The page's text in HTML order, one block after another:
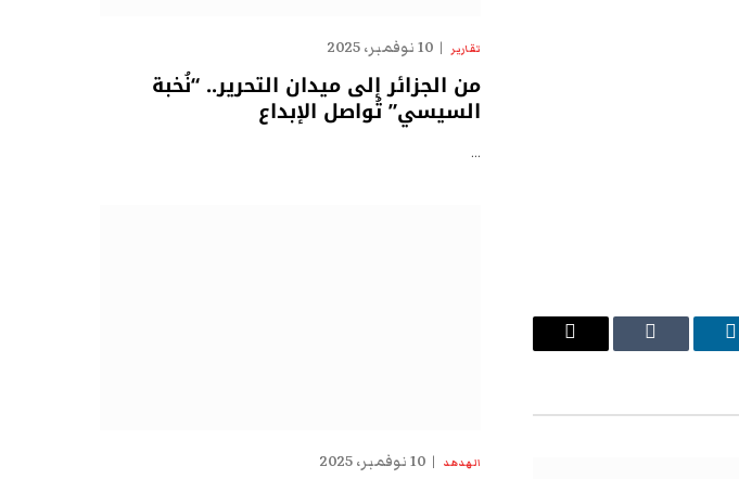
لينكدإن Tumblr
البريد
تقارير 10 نوفمبر، 2025
من الجزائر إلى ميدان التحرير.. “نُخبة
السيسي” تُواصل الإبداع
…
الهدهد 10 نوفمبر، 2025